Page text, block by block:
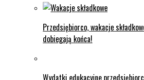
Przedsiębiorco, wakacje
dobiegają końca!